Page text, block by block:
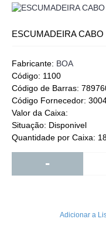
ESCUMADEIRA
Fabricante: BOA
Código: 1100
Código de Barras:
Código Fornecedor:
Valor da Caixa:
Situação: Disponivel
Quantidade por Caixa:
-
Adicionar a